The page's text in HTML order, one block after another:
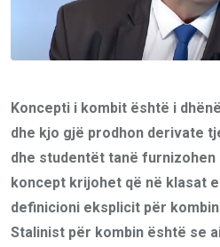
Koncepti i kombit është i
dhe kjo gjë prodhon derivate
dhe studentët tanë
koncept krijohet që në klasat
definicioni eksplicit për
Stalinist për kombin është se